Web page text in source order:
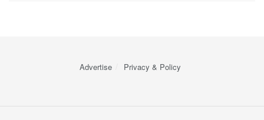
Advertise Privacy & Policy